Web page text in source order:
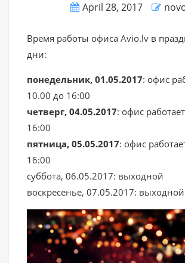
April 28, 2017
Время работы офиса Avio.lv в
дни:
понедельник, 01.05.2017: офис
10.00 до 16:00
четверг, 04.05.2017: офис
16:00
пятница, 05.05.2017: офис
16:00
суббота, 06.05.2017: выходной
воскресенье, 07.05.2017: выходной